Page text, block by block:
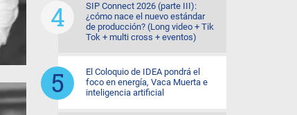
SIP Connect 2026 (parte III):
¿cómo nace el nuevo estándar
de producción? (Long video + Tik
Tok + multi cross + eventos)
El Coloquio de IDEA pondrá el
foco en energía, Vaca Muerta e
inteligencia artificial